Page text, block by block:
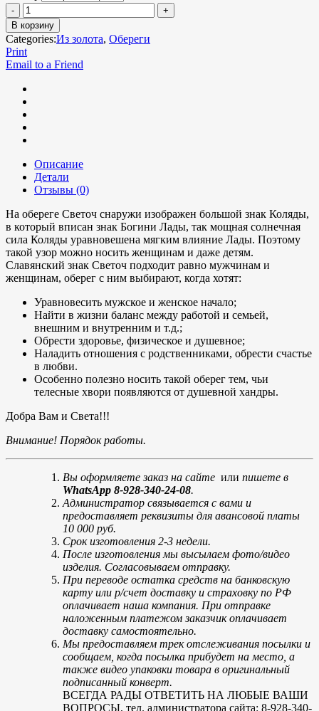
В корзину
Categories:Из золота, Обереги
Print
Email to a Friend
Описание
Детали
Отзывы (0)
На обереге Светоч снаружи изображен большой знак Коляды,
в который вписан знак Богини Лады, так мощная солнечная
сила Коляды уравновешена мягким влияние Лады. Поэтому
такой узор можно носить женщинам и даже детям.
Славянский знак Светоч подходит равно мужчинам и
женщинам, оберег с ним выбирают, когда хотят:
Уравновесить мужское и женское начало;
Найти в жизни баланс между работой и семьей,
внешним и внутренним и т.д.;
Обрести здоровье, физическое и душевное;
Наладить отношения с родственниками, обрести счастье
в любви.
Особенно полезно носить такой оберег тем, чьи
телесные хвори появляются от душевной хандры.
Добра Вам и Света!!!
Внимание! Порядок работы.
Вы оформляете заказ на сайте или пишете в
WhatsApp 8-928-340-24-08.
Администратор связывается с вами и
предоставляет реквизиты для авансовой платы
10 000 руб.
Срок изготовления 2-3 недели.
После изготовления мы высылаем фото/видео
изделия. Согласовываем отправку.
При переводе остатка средств на банковскую
карту или р/счет доставку и страховку по РФ
оплачивает наша компания. При отправке
наложенным платежом заказчик оплачивает
доставку самостоятельно.
Мы предоставляем трек отслеживания посылки и
сообщаем, когда посылка прибудет на место, а
также видео упаковки товара в оригинальный
подписанный конверт.
ВСЕГДА РАДЫ ОТВЕТИТЬ НА ЛЮБЫЕ ВАШИ
ВОПРОСЫ, тел. администратора сайта: 8-928-340-